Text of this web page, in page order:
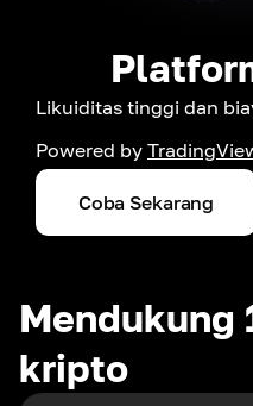
Likuiditas tinggi dan
Powered by
Coba Sekarang
Mendukung
kripto